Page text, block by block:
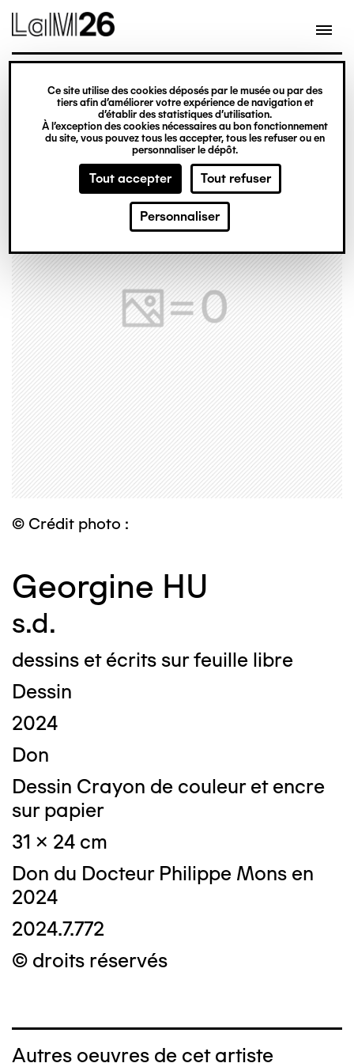
Gestion des cookies
Ce site utilise des cookies déposés par le musée ou par des
tiers afin d’améliorer votre expérience de navigation et
d’établir des statistiques d’utilisation.
À l’exception des cookies nécessaires au bon fonctionnement
du site, vous pouvez tous les accepter, tous les refuser ou en
personnaliser le dépôt.
Tout accepter Tout refuser
Personnaliser
contenu
© Crédit photo :
Georgine HU
s.d.
dessins et écrits sur feuille libre
Dessin
2024
Don
Dessin Crayon de couleur et encre
sur papier
31 x 24 cm
Don du Docteur Philippe Mons en
2024
2024.7.772
© droits réservés
Autres oeuvres de cet artiste